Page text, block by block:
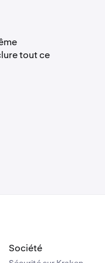
lettre
tout ce
Société